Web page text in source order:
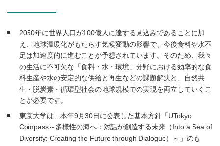
2050年に世界人口が100億人に達する見込みであることに加
え、地球温暖化がもたらす気候変動の影響で、今後食料や水不
足は加速度的に進むことが予想されています。そのため、我々
の生活に不可欠な「食料・水・環境」分野における効率的な食
料生産や水の安定的な供給と再生などの課題解決と、自然共
生・脱炭素・循環型社会の地球規模での実現を両立していくこ
とが必要です。
東京大学は、本年9月30日に公表した基本方針「UTokyo
Compass～多様性の海へ：対話が創造する未来（Into a Sea of
Diversity: Creating the Future through Dialogue）～」のも